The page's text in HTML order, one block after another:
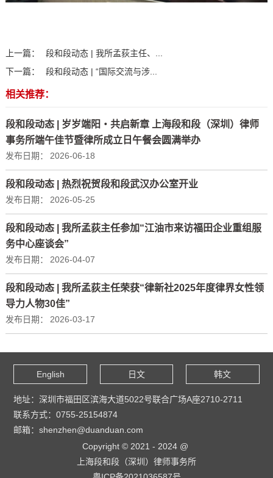
上一篇：
段和段动态 | 我所孟荻主任、...
下一篇：
段和段动态 | “国际交流与涉...
相关推荐：
段和段动态 | 岁岁端阳・共启新章 上海段和段（深圳）律师
事务所端午佳节暨律所成立日午餐会圆满举办
发布日期： 2026-06-18
段和段动态 | 热烈祝贺段和段武汉办公室开业
发布日期： 2026-05-25
段和段动态 | 我所孟荻主任参加“江油市来访福田企业重组服
务中心座谈会”
发布日期： 2026-04-07
段和段动态 | 我所孟荻主任荣获“律新社2025年度律界女性领
导力人物30佳”
发布日期： 2026-03-17
English 日文 韩文
地址：深圳市福田区滨海大道5022号联合广场A座2710-2711
联系方式：0755-25154874
邮箱：shenzhen@duanduan.com
Copyright © 2021 - 2024 @
上海段和段（深圳）律师事务所